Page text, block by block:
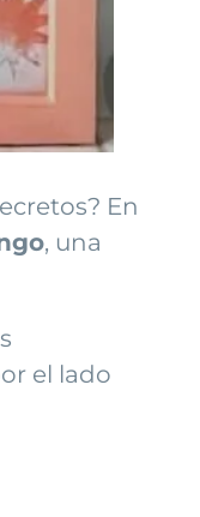
En
, una
el lado